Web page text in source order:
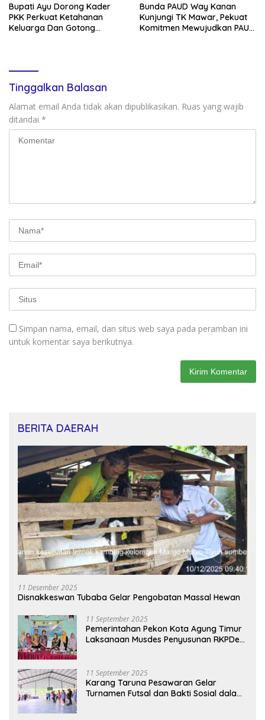
Bupati Ayu Dorong Kader
PKK Perkuat Ketahanan
Keluarga Dan Gotong
Bunda PAUD Way Kanan
Kunjungi TK Mawar, Pekuat
Komitmen Mewujudkan PAUD
Tinggalkan Balasan
Alamat email Anda tidak akan dipublikasikan. Ruas yang wajib
ditandai *
Simpan nama, email, dan situs web saya pada peramban ini
untuk komentar saya berikutnya.
BERITA DAERAH
11 Desember 2025
Disnakkeswan Tubaba Gelar Pengobatan Massal Hewan
11 September 2025
Pemerintahan Pekon Kota Agung Timur
Laksanaan Musdes Penyusunan RKPDes
11 September 2025
Karang Taruna Pesawaran Gelar
Turnamen Futsal dan Bakti Sosial dalam